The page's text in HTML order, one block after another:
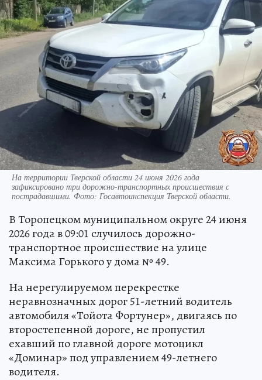
На территории Тверской области 24 июня 2026 года
зафиксировано три дорожно-транспортных происшествия с
пострадавшими. Фото: Госавтоинспекция Тверской области.
В Торопецком муниципальном округе 24 июня
2026 года в 09:01 случилось дорожно-
транспортное происшествие на улице
Максима Горького у дома № 49.
На нерегулируемом перекрестке
неравнозначных дорог 51-летний водитель
автомобиля «Тойота Фортунер», двигаясь по
второстепенной дороге, не пропустил
ехавший по главной дороге мотоцикл
«Доминар» под управлением 49-летнего
водителя.